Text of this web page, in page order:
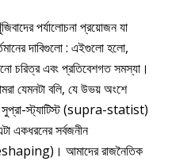
পর্যালোচনা প্রয়োজন যা
দাবিগুলো : এইগুলো হলো,
চরিত্র এবং প্রতিবেশগত সমস্যা।
যেমনটা বলি, যে উভয় অংশে
স্ট্যাটিস্ট (supra-statist)
একধরনের সর্বজনীন
আমাদের রাজনৈতিক